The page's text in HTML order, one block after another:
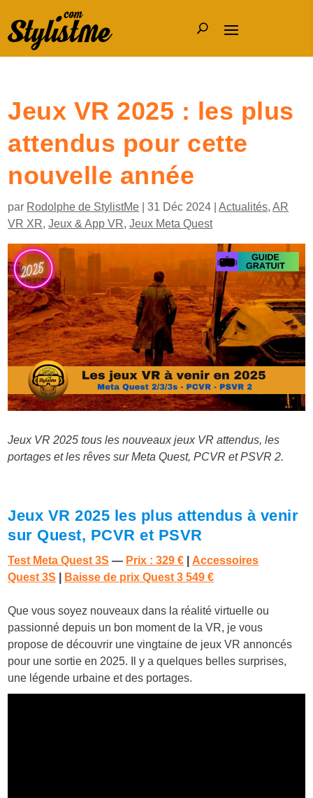
Jeux VR 2025 : les plus
attendus pour cette
nouvelle année
par Rodolphe de StylistMe |31 Déc 2024 |Actualités,AR
VR XR,Jeux & App VR,Jeux Meta Quest
Jeux VR 2025 tous les nouveaux jeux VR attendus, les
portages et les rêves sur Meta Quest, PCVR et PSVR 2.
Jeux VR 2025 les plus attendus à venir
sur Quest, PCVR et PSVR
Test Meta Quest 3S — Prix : 329 €
Accessoires
Quest 3S
Baisse de prix Quest 3 549 €
Que vous soyez nouveaux dans la réalité virtuelle ou
passionné depuis un bon moment de la VR, je vous
propose de découvrir une vingtaine de jeux VR annoncés
pour une sortie en 2025. Il y a quelques belles surprises,
une légende urbaine et des portages.